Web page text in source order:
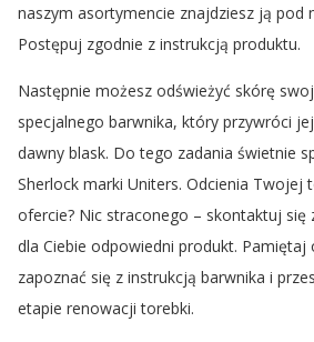
naszym asortymencie znajdziesz ją pod
Postępuj zgodnie z instrukcją produktu.
Następnie możesz odświeżyć skórę
specjalnego barwnika, który przywróci
dawny blask. Do tego zadania świetnie
Sherlock marki Uniters. Odcienia Twojej
ofercie? Nic straconego – skontaktuj się
dla Ciebie odpowiedni produkt. Pamiętaj
zapoznać się z instrukcją barwnika i
etapie renowacji torebki.